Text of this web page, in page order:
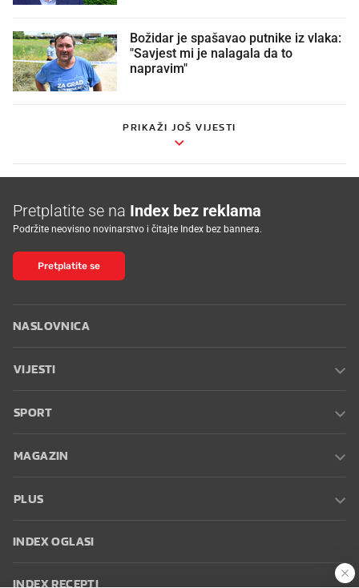
Božidar je spašavao putnike iz vlaka:
"Savjest mi je nalagala da to
napravim"
PRIKAŽI JOŠ VIJESTI
Pretplatite se na Index bez reklama
Podržite neovisno novinarstvo i čitajte Index bez bannera.
Pretplatite se
NASLOVNICA
VIJESTI
SPORT
MAGAZIN
PLUS
INDEX OGLASI
INDEX RECEPTI